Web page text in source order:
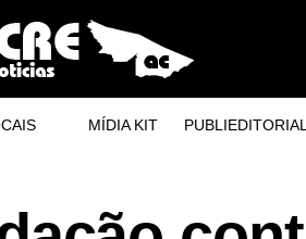
MÍDIA KIT PUBLIEDITORIAL